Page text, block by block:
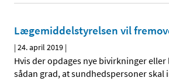
Lægemiddelstyrelsen vil
|24. april 2019 |
Hvis der opdages nye bivirkninger
sådan grad, at sundhedspersoner